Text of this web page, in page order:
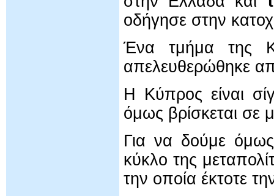
οδήγησε στην
Ένα τμήμα της
απελευθερώθηκε
Η Κύπρος είναι
όμως βρίσκεται σε
Για να δούμε
κύκλο της
την οποία έκτοτε